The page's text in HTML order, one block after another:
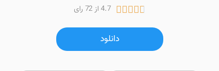
4.7 از 72 رای 
دانلود